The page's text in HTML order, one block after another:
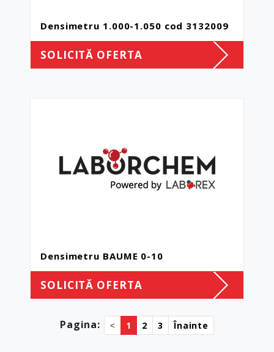
Densimetru 1.000-1.050 cod 3132009
SOLICITĂ OFERTA
Densimetru BAUME 0-10
SOLICITĂ OFERTA
Pagina: < 1 2 3 Înainte